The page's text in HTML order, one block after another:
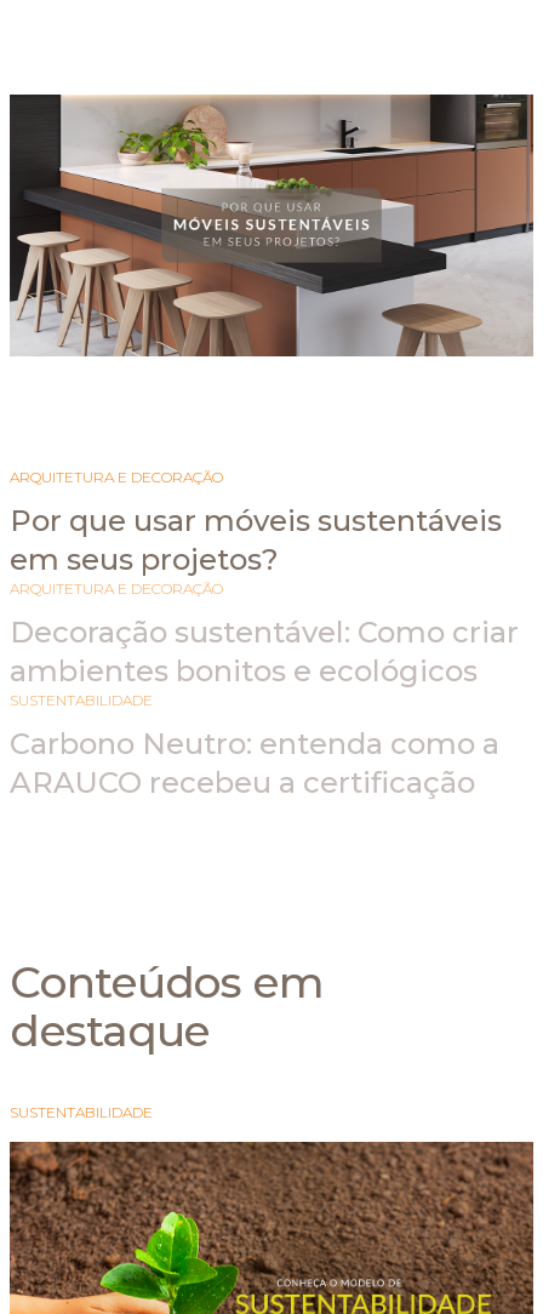
ARQUITETURA E DECORAÇÃO
Por que usar móveis sustentáveis
em seus projetos?
ARQUITETURA E DECORAÇÃO
Decoração sustentável: Como criar
ambientes bonitos e ecológicos
SUSTENTABILIDADE
Carbono Neutro: entenda como a
ARAUCO recebeu a certificação
Conteúdos em
destaque
SUSTENTABILIDADE